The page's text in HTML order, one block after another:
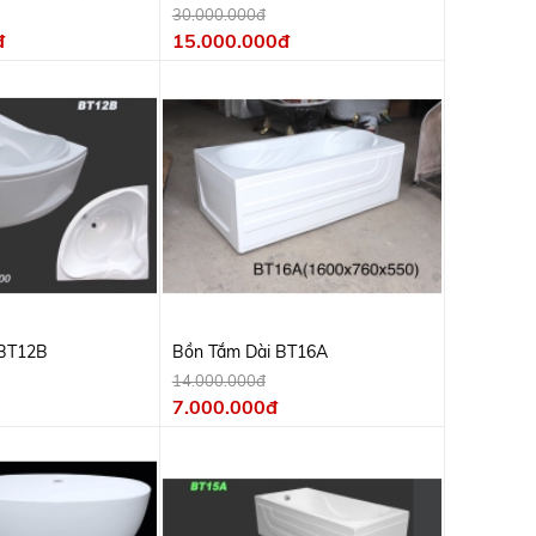
Thống Massa, Cá Heo
30.000.000đ
15.000.000đ
Bồn Tắm Dài BT16A
14.000.000đ
7.000.000đ